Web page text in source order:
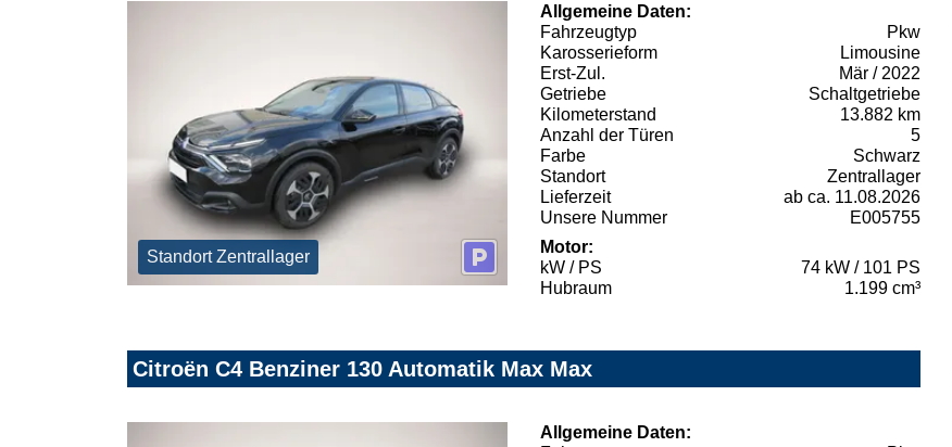
Standort Zentrallager
Allgemeine Daten:
Fahrzeugtyp
Pkw
Karosserieform
Limousine
Erst-Zul.
Mär / 2022
Getriebe
Schaltgetriebe
Kilometerstand
13.882 km
Anzahl der Türen
5
Farbe
Schwarz
Standort
Zentrallager
Lieferzeit
ab ca. 11.08.2026
Unsere Nummer
E005755
Motor:
kW / PS
74 kW / 101 PS
Hubraum
1.199 cm³
Citroën C4 Benziner 130 Automatik Max Max
Allgemeine Daten: